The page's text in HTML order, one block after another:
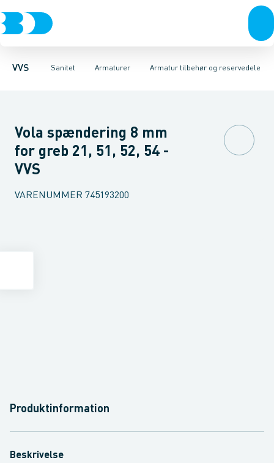
VVS Sanitet
Rør & fittingsPressfittings & rørKuglehaner & ventilerAfløb
Armaturer
Toiletter, sæder og cisterner VaskeArmaturerBrusere
Armatur tilbehør og reservedele
Køkken armaturer Håndvask armaturerTermostatarmaturer
Vola spændering 8 mm
for greb 21, 51, 52, 54 -
VVS
VARENUMMER 745193200
Produktinformation
Beskrivelse